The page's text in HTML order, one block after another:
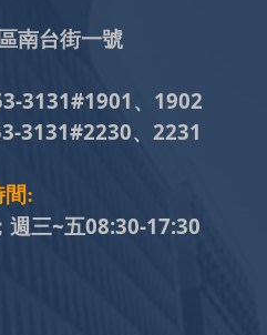
南台街一號
3131#1901、1902
3131#2230、2231
間:
週三~五08:30-17:30